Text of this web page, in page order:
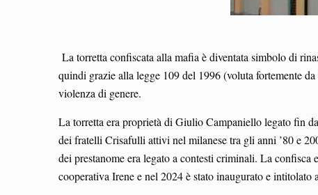
La torretta confiscata alla mafia è diventata simbolo di
quindi grazie alla legge 109 del 1996 (voluta fortemente
violenza di genere.
La torretta era proprietà di Giulio Campaniello legato fin
dei fratelli Crisafulli attivi nel milanese tra gli anni ’80 e
dei prestanome era legato a contesti criminali. La
cooperativa Irene e nel 2024 è stato inaugurato e